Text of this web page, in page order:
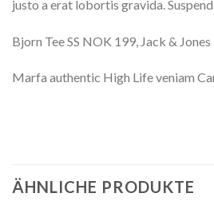
justo a erat lobortis gravida.
Bjorn Tee SS NOK 199, Jack &
Marfa authentic High Life veniam
ÄHNLICHE PRODUKTE